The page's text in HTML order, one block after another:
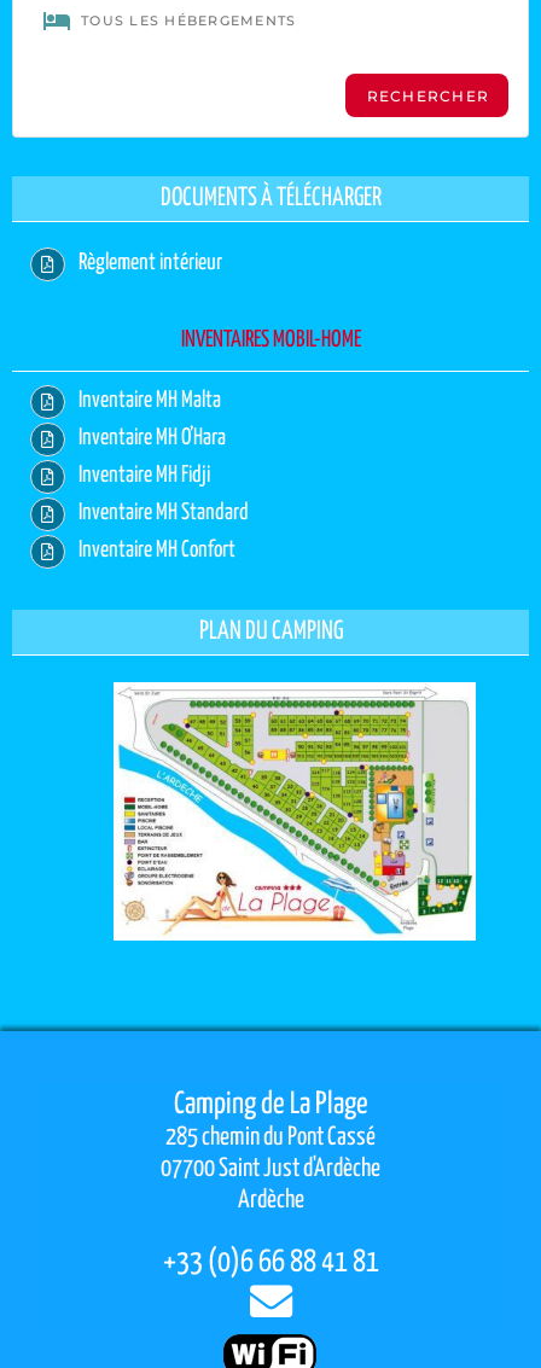
DOCUMENTS À TÉLÉCHARGER
Règlement intérieur
INVENTAIRES MOBIL-HOME
Inventaire MH Malta
Inventaire MH O’Hara
Inventaire MH Fidji
Inventaire MH Standard
Inventaire MH Confort
PLAN DU CAMPING
Camping de La Plage
285 chemin du Pont Cassé
07700Saint Just d'Ardèche
Ardèche
+33 (0)6 66 88 41 81